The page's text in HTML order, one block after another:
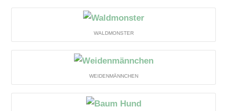
WALDMONSTER
WEIDENMÄNNCHEN